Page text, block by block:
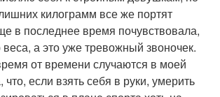
килограмм все же портят
в последнее время почувствовала,
а это уже тревожный звоночек.
от времени случаются в моей
если взять себя в руки, умерить